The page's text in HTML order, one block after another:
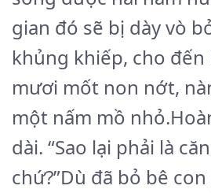
gian đó sẽ bị dày vò
khủng khiếp, cho
mươi mốt non nớt,
một nấm mồ
dài. “Sao lại phải là
chứ?”Dù đã bỏ bê